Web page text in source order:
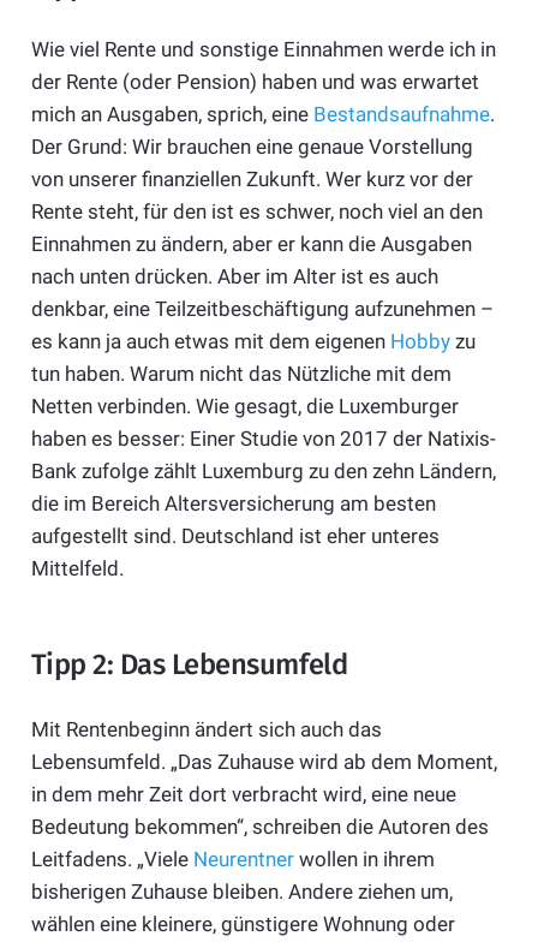
Wie viel Rente und sonstige Einnahmen werde ich in
der Rente (oder Pension) haben und was erwartet
mich an Ausgaben, sprich, eine Bestandsaufnahme.
Der Grund: Wir brauchen eine genaue Vorstellung
von unserer finanziellen Zukunft. Wer kurz vor der
Rente steht, für den ist es schwer, noch viel an den
Einnahmen zu ändern, aber er kann die Ausgaben
nach unten drücken. Aber im Alter ist es auch
denkbar, eine Teilzeitbeschäftigung aufzunehmen –
es kann ja auch etwas mit dem eigenen Hobbyzu
tun haben. Warum nicht das Nützliche mit dem
Netten verbinden. Wie gesagt, die Luxemburger
haben es besser: Einer Studie von 2017 der Natixis-
Bank zufolge zählt Luxemburg zu den zehn Ländern,
die im Bereich Altersversicherung am besten
aufgestellt sind. Deutschland ist eher unteres
Mittelfeld.
Tipp 2: Das Lebensumfeld
Mit Rentenbeginn ändert sich auch das
Lebensumfeld. „Das Zuhause wird ab dem Moment,
in dem mehr Zeit dort verbracht wird, eine neue
Bedeutung bekommen“, schreiben die Autoren des
Leitfadens. „Viele Neurentnerwollen in ihrem
bisherigen Zuhause bleiben. Andere ziehen um,
wählen eine kleinere, günstigere Wohnung oder